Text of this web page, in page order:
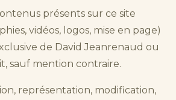
présents sur ce site
vidéos, logos, mise en page)
de David Jeanrenaud ou
sauf mention contraire.
représentation, modification,